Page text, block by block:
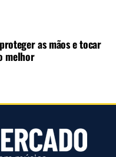
ansioso! Será
as mãos e tocar
melhor